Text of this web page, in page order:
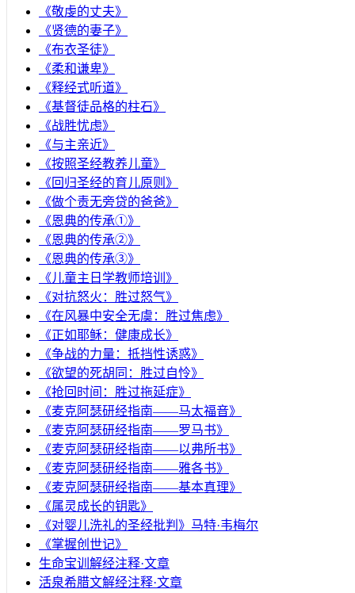
《敬虔的丈夫》
《贤德的妻子》
《布衣圣徒》
《柔和谦卑》
《释经式听道》
《基督徒品格的柱石》
《战胜忧虑》
《与主亲近》
《按照圣经教养儿童》
《回归圣经的育儿原则》
《做个责无旁贷的爸爸》
《恩典的传承①》
《恩典的传承②》
《恩典的传承③》
《儿童主日学教师培训》
《对抗怒火：胜过怒气》
《在风暴中安全无虞：胜过焦虑》
《正如耶稣：健康成长》
《争战的力量：抵挡性诱惑》
《欲望的死胡同：胜过自怜》
《抢回时间：胜过拖延症》
《麦克阿瑟研经指南——马太福音》
《麦克阿瑟研经指南——罗马书》
《麦克阿瑟研经指南——以弗所书》
《麦克阿瑟研经指南——雅各书》
《麦克阿瑟研经指南——基本真理》
《属灵成长的钥匙》
《对婴儿洗礼的圣经批判》马特·韦梅尔
《掌握创世记》
生命宝训解经注释·文章
活泉希腊文解经注释·文章